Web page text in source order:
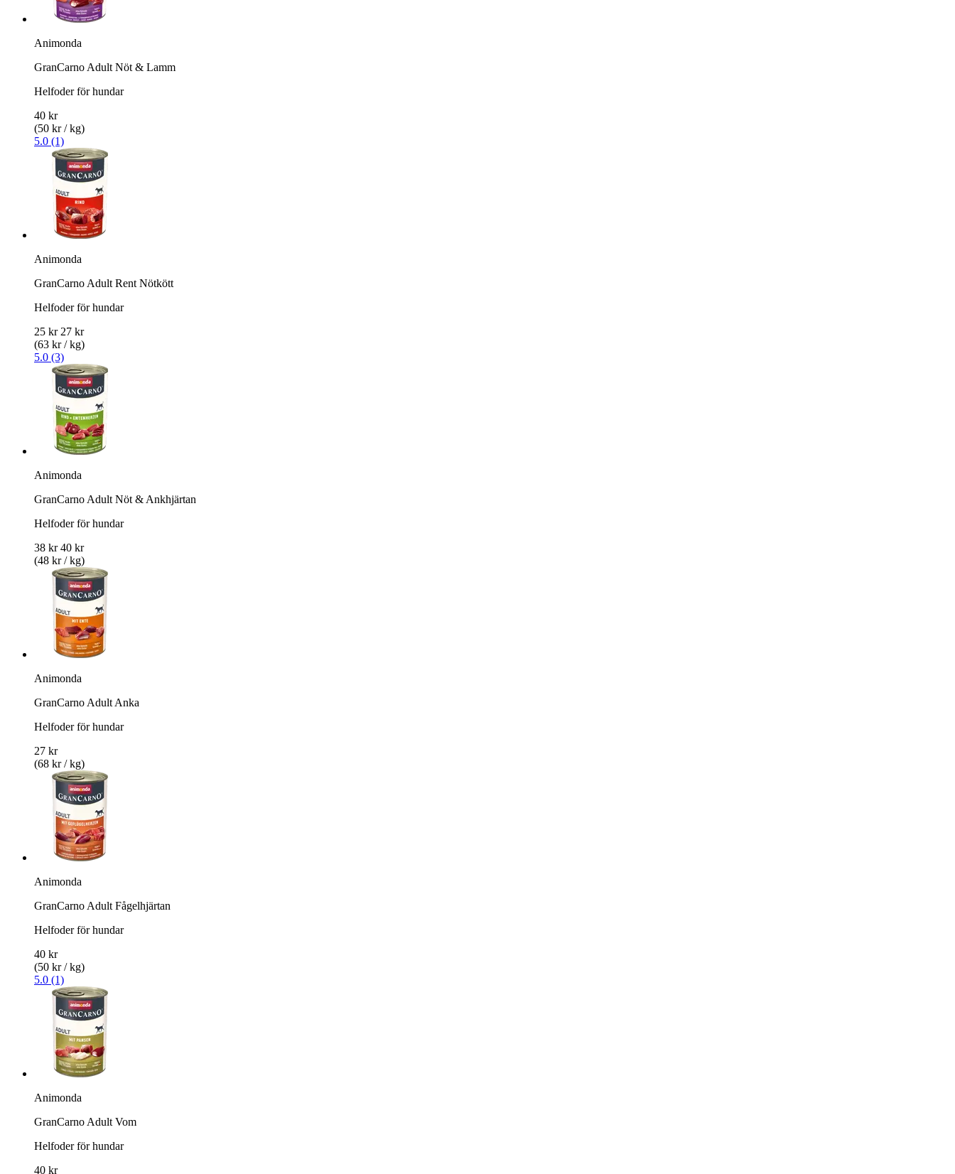
Animonda
GranCarno Adult Nöt & Lamm
Helfoder för hundar
40 kr
(50 kr / kg)
5.0 (1)
Animonda
GranCarno Adult Rent Nötkött
Helfoder för hundar
25 kr 27 kr
(63 kr / kg)
5.0 (3)
Animonda
GranCarno Adult Nöt & Ankhjärtan
Helfoder för hundar
38 kr 40 kr
(48 kr / kg)
Animonda
GranCarno Adult Anka
Helfoder för hundar
27 kr
(68 kr / kg)
Animonda
GranCarno Adult Fågelhjärtan
Helfoder för hundar
40 kr
(50 kr / kg)
5.0 (1)
Animonda
GranCarno Adult Vom
Helfoder för hundar
40 kr